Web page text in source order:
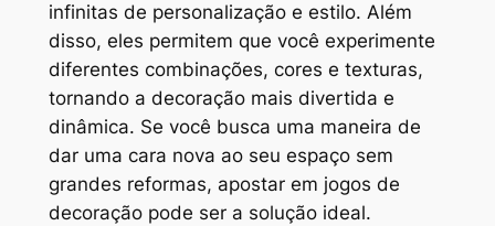
infinitas de personalização e estilo. Além
disso, eles permitem que você experimente
diferentes combinações, cores e texturas,
tornando a decoração mais divertida e
dinâmica. Se você busca uma maneira de
dar uma cara nova ao seu espaço sem
grandes reformas, apostar em jogos de
decoração pode ser a solução ideal.